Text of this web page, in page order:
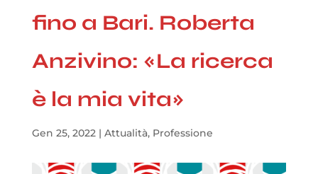
fino a Bari. Roberta
Anzivino: «La ricerca
è la mia vita»
Gen 25, 2022| Attualità, Professione